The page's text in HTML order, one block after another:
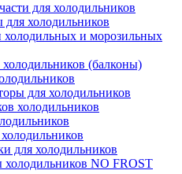
для холодильников
холодильников
холодильных и морозильных
(балконы)
для холодильников
холодильников
для холодильников
холодильников NO FROST